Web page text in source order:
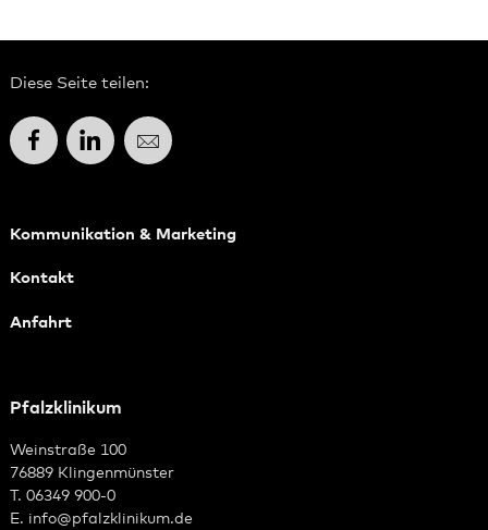
Diese Seite teilen:
FacebookLinkedInE-Mail
Kommunikation & Marketing
Kontakt
Anfahrt
Pfalzklinikum
Weinstraße 100
76889 Klingenmünster
T. 06349 900-0
E. info@pfalzklinikum.de